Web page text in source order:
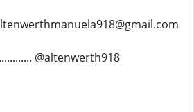
@altenwerth918